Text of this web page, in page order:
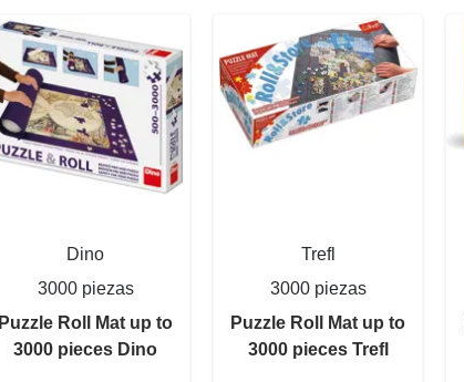
Dino
3000 piezas
Puzzle Roll Mat up to
3000 pieces Dino
Trefl
3000 piezas
Puzzle Roll Mat up to
3000 pieces Trefl